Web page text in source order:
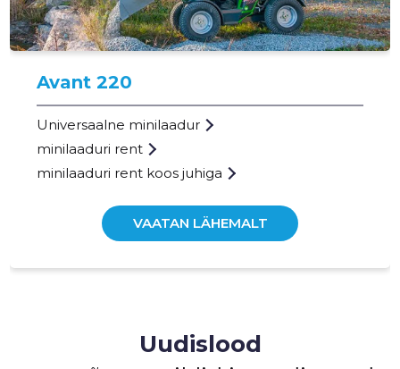
Avant 220
Universaalne minilaadur
minilaaduri rent
minilaaduri rent koos juhiga
VAATAN LÄHEMALT
Uudislood